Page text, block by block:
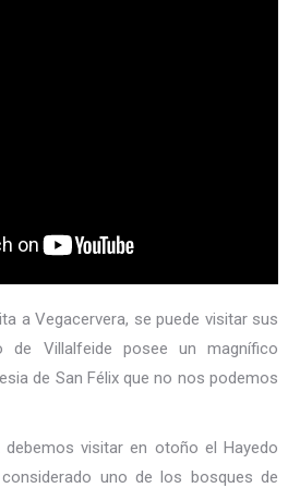
a Vegacervera, se puede visitar sus
de Villalfeide posee un magnífico
de San Félix que no nos podemos
debemos visitar en otoño el Hayedo
uno de los bosques de